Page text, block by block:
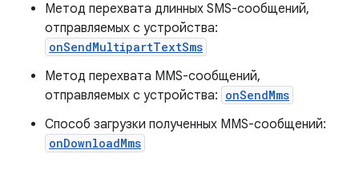
Метод перехвата длинных SMS-сообщений,
отправляемых с устройства:
onSendMultipartTextSms
Метод перехвата MMS-сообщений,
отправляемых с устройства: onSendMms
Способ загрузки полученных MMS-сообщений:
onDownloadMms